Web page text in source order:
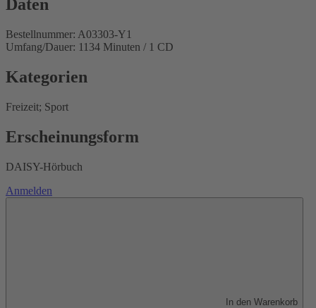
Daten
Bestellnummer: A03303-Y1
Umfang/Dauer: 1134 Minuten / 1 CD
Kategorien
Freizeit; Sport
Erscheinungsform
DAISY-Hörbuch
Anmelden
In den Warenkorb